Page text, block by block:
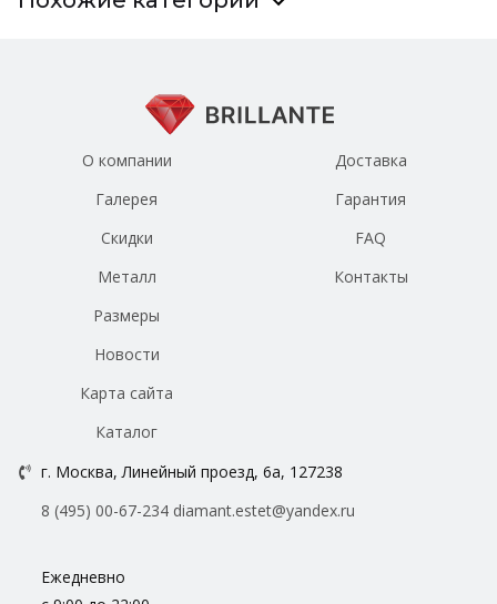
О компании
Галерея
Скидки
Металл
Размеры
Новости
Доставка
Гарантия
FAQ
Контакты
Карта сайта
Каталог
г. Москва, Линейный проезд, 6а, 127238
8 (495) 00-67-234 diamant.estet@yandex.ru
Ежедневно